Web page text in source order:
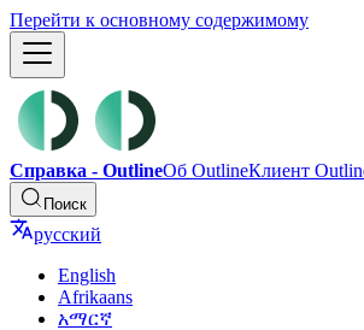
Перейти к основному содержимому
Cправка - OutlineОб OutlineКлиент
Поиск
русский
English
Afrikaans
አማርኛ